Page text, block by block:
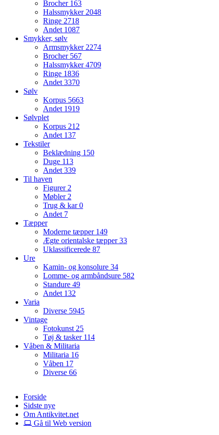
Brocher 163
Halssmykker2048
Ringe 2718
Andet 1087
Smykker, sølv
Armsmykker2274
Brocher 567
Halssmykker4709
Ringe 1836
Andet3370
Sølv
Korpus 5663
Andet 1919
Sølvplet
Korpus 212
Andet 137
Tekstiler
Beklædning 150
Duge 113
Andet339
Til haven
Figurer2
Møbler2
Trug & kar0
Andet 7
Tæpper
Moderne tæpper 149
Ægte orientalske tæpper33
Uklassificerede 87
Ure
Kamin- og konsolure 34
Lomme- og armbåndsure 582
Standure 49
Andet 132
Varia
Diverse 5945
Vintage
Fotokunst25
Tøj & tasker 114
Våben & Militaria
Militaria 16
Våben 17
Diverse 66
Forside
Sidste nye
Om Antikvitet.net
Gå til Web version